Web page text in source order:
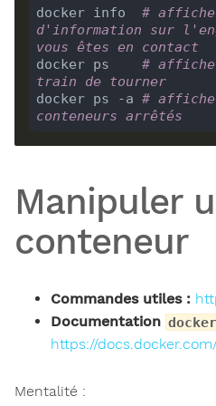
docker info #
d'information sur
vous êtes en contact
docker ps # affiche
train de tourner
docker ps -a # affiche
conteneurs arrêtés
Manipuler
conteneur
Commandes utiles :
Documentation
https://
Mentalité :